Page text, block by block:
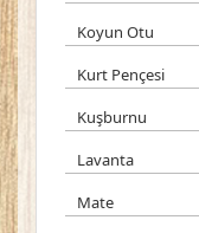
Koyun Otu
Kurt Pençesi
Kuşburnu
Lavanta
Mate